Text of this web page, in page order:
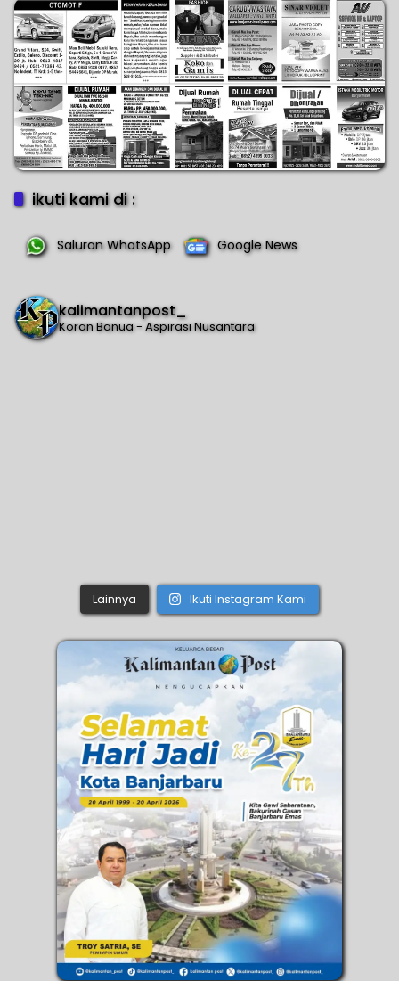
ikuti kami di :
Saluran WhatsApp Google News
kalimantanpost_
Koran Banua - Aspirasi Nusantara
Lainnya Ikuti Instagram Kami